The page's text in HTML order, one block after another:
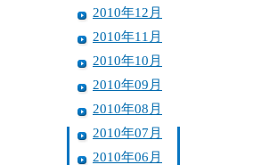
2010年12月
2010年11月
2010年10月
2010年09月
2010年08月
2010年07月
2010年06月